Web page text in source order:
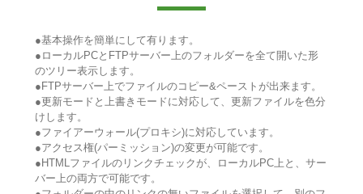
●基本操作を簡単にして有ります。
●ローカルPCとFTPサーバー上のフォルダーを全て開いた形
のツリー表示します。
●FTPサーバー上でファイルのコピー&ペーストが出来ます。
●更新モードと上書きモードに対応して、更新ファイルを色分
けします。
●ファイアーウォール(プロキシ)に対応しています。
●アクセス権(パーミッション)の変更が可能です。
●HTMLファイルのリンクチェックが、ローカルPC上と、サー
バー上の両方で可能です。